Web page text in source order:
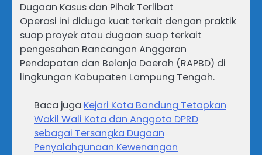
Dugaan Kasus dan Pihak Terlibat
Operasi ini diduga kuat terkait dengan praktik
suap proyek atau dugaan suap terkait
pengesahan Rancangan Anggaran
Pendapatan dan Belanja Daerah (RAPBD) di
lingkungan Kabupaten Lampung Tengah.
Baca juga Kejari Kota Bandung Tetapkan
Wakil Wali Kota dan Anggota DPRD
sebagai Tersangka Dugaan
Penyalahgunaan Kewenangan